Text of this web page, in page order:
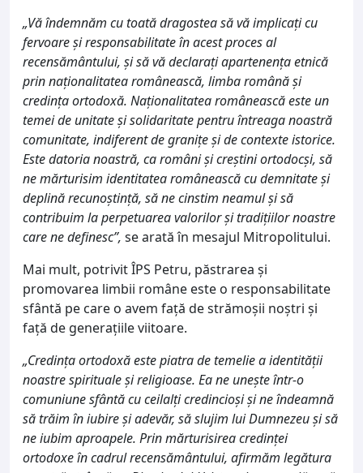
„Vă îndemnăm cu toată dragostea să vă implicați cu
fervoare și responsabilitate în acest proces al
recensământului, și să vă declarați apartenența etnică
prin naționalitatea românească, limba română și
credința ortodoxă. Naționalitatea românească este un
temei de unitate și solidaritate pentru întreaga noastră
comunitate, indiferent de granițe și de contexte istorice.
Este datoria noastră, ca români și creștini ortodocși, să
ne mărturisim identitatea românească cu demnitate și
deplină recunoștință, să ne cinstim neamul și să
contribuim la perpetuarea valorilor și tradițiilor noastre
care ne definesc”, se arată în mesajul Mitropolitului.
Mai mult, potrivit ÎPS Petru, păstrarea și
promovarea limbii române este o responsabilitate
sfântă pe care o avem față de strămoșii noștri și
față de generațiile viitoare.
„Credința ortodoxă este piatra de temelie a identității
noastre spirituale și religioase. Ea ne unește într-o
comuniune sfântă cu ceilalți credincioși și ne îndeamnă
să trăim în iubire și adevăr, să slujim lui Dumnezeu și să
ne iubim aproapele. Prin mărturisirea credinței
ortodoxe în cadrul recensământului, afirmăm legătura